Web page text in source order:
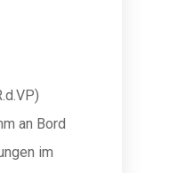
an Bord
im